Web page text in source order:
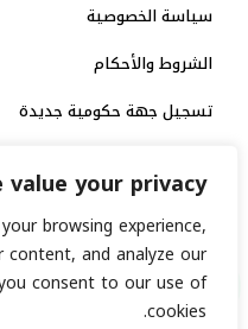
value your privacy
browsing experience,
content, and analyze our
consent to our use of
cookies.
سياسة الخصوصية
الشروط والأحكام
تسجيل جهة حكومية جديدة
الاعتماد الرسمي
منصة إخبارية
انشر خبرك